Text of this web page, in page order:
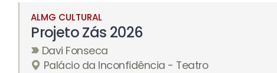
ALMG CULTURAL
Projeto Zás 2026
Davi Fonseca
Palácio da Inconfidência - Teatro